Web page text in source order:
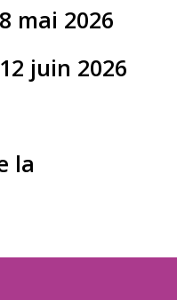
mai 2026
juin 2026
la